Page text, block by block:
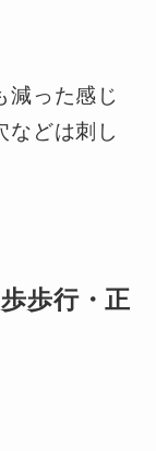
減った感じ
などは刺し
歩行・正